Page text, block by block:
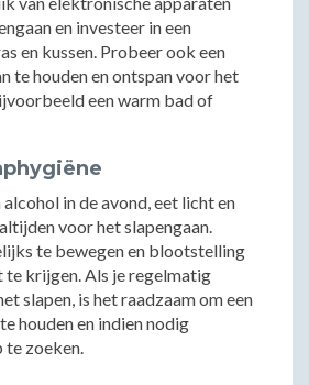
en investeer in een
en kussen. Probeer ook een
te houden en ontspan voor het
een warm bad of
in de avond, eet licht en
voor het slapengaan.
te bewegen en blootstelling
te krijgen. Als je regelmatig
slapen, is het raadzaam om een
houden en indien nodig
te zoeken.